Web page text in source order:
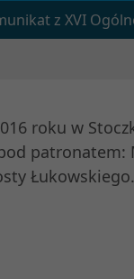
z XVI Ogólnopolskiego
roku w
patronatem:
Łukowskiego.